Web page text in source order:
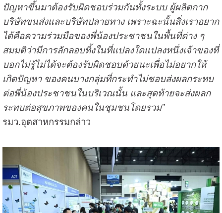
ปัญหาขึ้นมาต้องรับผิดชอบร่วมกันทั้งระบบ ผู้ผลิตกาก
บริษัทขนส่งและบริษัทปลายทาง เพราะฉะนั้นสิ่งเราอยาก
ได้คือความร่วมมือของพี่น้องประชาชนในพื้นที่ต่าง ๆ
สมมติว่ามีการลักลอบทิ้งในที่แปลงใดแปลงหนึ่งเจ้าของที่
บอกไม่รู้ไม่ได้จะต้องรับผิดชอบด้วยนะเพื่อไม่อยากให้
เกิดปัญหา ของคนบางกลุ่มที่กระทำไม่ชอบส่งผลกระทบ
ต่อพี่น้องประชาชนในบริเวณนั้น และสุดท้ายจะส่งผลก
ระทบต่อสุขภาพของคนในชุมชนโดยรวม”
รมว.อุตสาหกรรมกล่าว